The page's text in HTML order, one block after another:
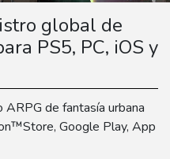
global de
PS5, PC, iOS y
de fantasía urbana
Google Play, App